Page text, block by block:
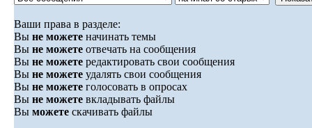
Ваши права в разделе:
Вы не можете начинать темы
Вы не можете отвечать на сообщения
Вы не можете редактировать свои сообщения
Вы не можете удалять свои сообщения
Вы не можете голосовать в опросах
Вы не можете вкладывать файлы
Вы можете скачивать файлы